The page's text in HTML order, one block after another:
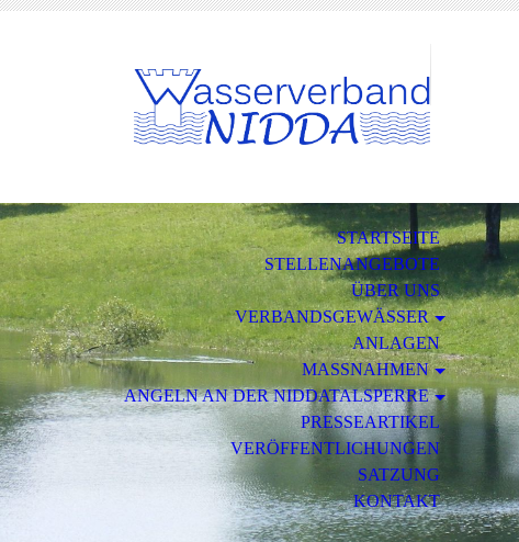
STARTSEITE
STELLENANGEBOTE
ÜBER UNS
VERBANDSGEWÄSSER
ANLAGEN
MASSNAHMEN
ANGELN AN DER NIDDATALSPERRE
PRESSEARTIKEL
VERÖFFENTLICHUNGEN
SATZUNG
KONTAKT